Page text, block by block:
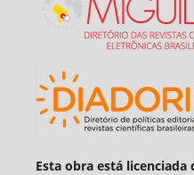
Esta obra está licenciada